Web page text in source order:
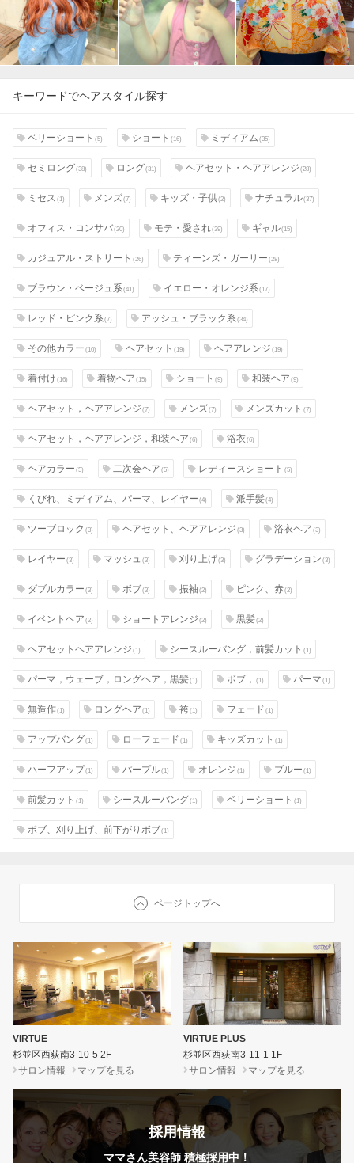
キーワードでヘアスタイル探す
ベリーショート(5) ショート(16) ミディアム(35)
セミロング(38) ロング(31) ヘアセット・ヘアアレンジ(28)
ミセス(1) メンズ(7) キッズ・子供(2) ナチュラル(37)
オフィス・コンサバ(20) モテ・愛され(39) ギャル(15)
カジュアル・ストリート(26) ティーンズ・ガーリー(28)
ブラウン・ベージュ系(41) イエロー・オレンジ系(17)
レッド・ピンク系(7) アッシュ・ブラック系(34)
その他カラー(10) ヘアセット(19) ヘアアレンジ(19)
着付け(16) 着物ヘア(15) ショート(9) 和装ヘア(9)
ヘアセット，ヘアアレンジ(7) メンズ(7) メンズカット(7)
ヘアセット，ヘアアレンジ，和装ヘア(6) 浴衣(6)
ヘアカラー(5) 二次会ヘア(5) レディースショート(5)
くびれ、ミディアム、パーマ、レイヤー(4) 派手髪(4)
ツーブロック(3) ヘアセット、ヘアアレンジ(3) 浴衣ヘア(3)
レイヤー(3) マッシュ(3) 刈り上げ(3) グラデーション(3)
ダブルカラー(3) ボブ(3) 振袖(2) ピンク、赤(2)
イベントヘア(2) ショートアレンジ(2) 黒髪(2)
ヘアセットヘアアレンジ(1) シースルーバング，前髪カット(1)
パーマ，ウェーブ，ロングヘア，黒髪(1) ボブ，(1) パーマ(1)
無造作(1) ロングヘア(1) 袴(1) フェード(1)
アップバング(1) ローフェード(1) キッズカット(1)
ハーフアップ(1) パープル(1) オレンジ(1) ブルー(1)
前髪カット(1) シースルーバング(1) ベリーショート(1)
ボブ、刈り上げ、前下がりボブ(1)
ページトップへ
VIRTUE
杉並区西荻南3-10-5 2F
サロン情報
マップを見る
VIRTUE PLUS
杉並区西荻南3-11-1 1F
サロン情報
マップを見る
採用情報
ママさん美容師 積極採用中！